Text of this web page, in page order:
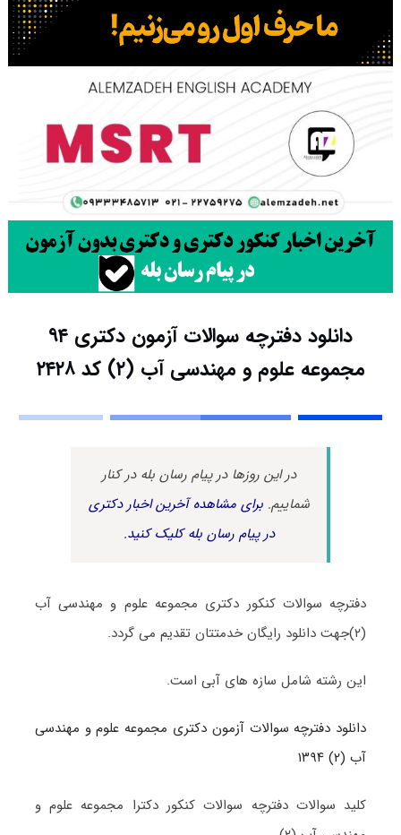
دانلود دفترچه سوالات آزمون دکتری ۹۴
مجموعه علوم و مهندسی آب (۲) کد ۲۴۲۸
در این روزها در پیام رسان بله در کنار
شماییم.برای مشاهده آخرین اخبار دکتری
در پیام رسان بله کلیک کنید.
دفترچه سوالات کنکور دکتری مجموعه علوم و مهندسی آب
(۲)جهت دانلود رایگان خدمتتان تقدیم می گردد.
این رشته شامل سازه های آبی است.
دانلود دفترچه سوالات آزمون دکتری مجموعه علوم و مهندسی
آب (۲) ۱۳۹۴
کلید سوالات دفترچه سوالات کنکور دکترا مجموعه علوم و